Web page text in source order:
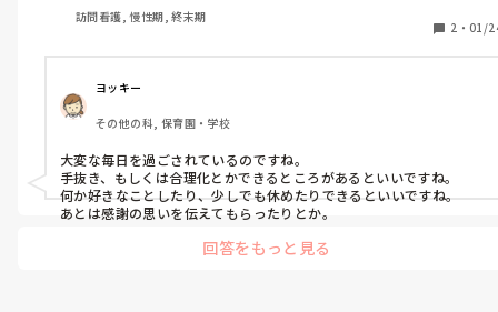
訪問看護, 慢性期, 終末期
2 ・ 01/
ヨッキー
その他の科, 保育園・学校
大変な毎日を過ごされているのですね。
手抜き、もしくは合理化とかできるところがあるといいですね。
何か好きなことしたり、少しでも休めたりできるといいですね。
あとは感謝の思いを伝えてもらったりとか。
回答をもっと見る